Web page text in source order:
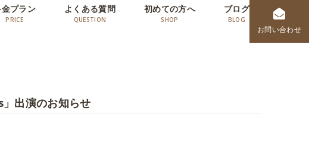
プラン よくある質問 初めての方へ ブログ
お問い合わせ
出演のお知らせ